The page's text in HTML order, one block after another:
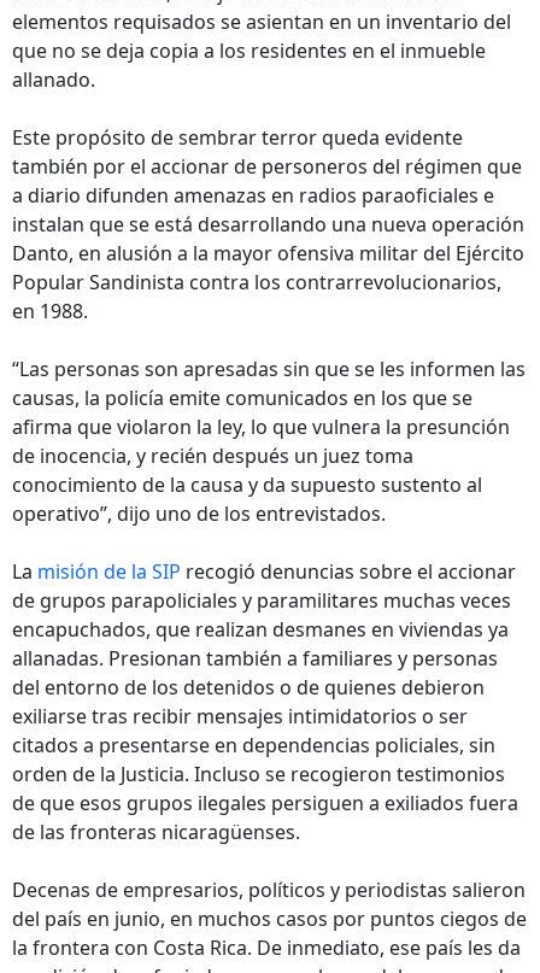
elementos requisados se asientan en un inventario del
que no se deja copia a los residentes en el inmueble
allanado.
Este propósito de sembrar terror queda evidente
también por el accionar de personeros del régimen que
a diario difunden amenazas en radios paraoficiales e
instalan que se está desarrollando una nueva operación
Danto, en alusión a la mayor ofensiva militar del Ejército
Popular Sandinista contra los contrarrevolucionarios,
en 1988.
“Las personas son apresadas sin que se les informen las
causas, la policía emite comunicados en los que se
afirma que violaron la ley, lo que vulnera la presunción
de inocencia, y recién después un juez toma
conocimiento de la causa y da supuesto sustento al
operativo”, dijo uno de los entrevistados.
La misión de la SIP recogió denuncias sobre el accionar
de grupos parapoliciales y paramilitares muchas veces
encapuchados, que realizan desmanes en viviendas ya
allanadas. Presionan también a familiares y personas
del entorno de los detenidos o de quienes debieron
exiliarse tras recibir mensajes intimidatorios o ser
citados a presentarse en dependencias policiales, sin
orden de la Justicia. Incluso se recogieron testimonios
de que esos grupos ilegales persiguen a exiliados fuera
de las fronteras nicaragüenses.
Decenas de empresarios, políticos y periodistas salieron
del país en junio, en muchos casos por puntos ciegos de
la frontera con Costa Rica. De inmediato, ese país les da